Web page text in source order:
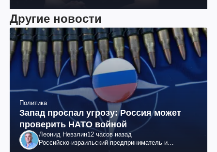
Другие новости
Политика
Запад проспал угрозу: Россия может
проверить НАТО войной
Леонид Невзлин12 часов назад
Российско-израильский предприниматель и